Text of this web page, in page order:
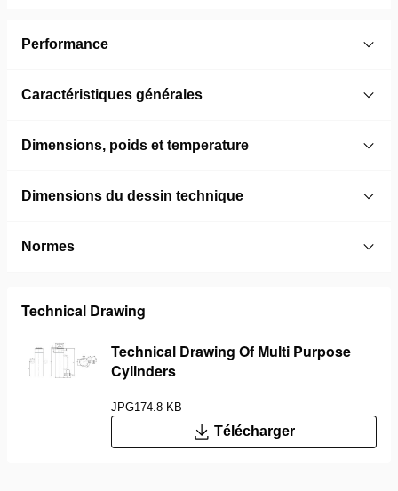
Performance
Caractéristiques générales
Dimensions, poids et temperature
Dimensions du dessin technique
Normes
Technical Drawing
Technical Drawing Of Multi Purpose
Cylinders
JPG174.8 KB
Télécharger